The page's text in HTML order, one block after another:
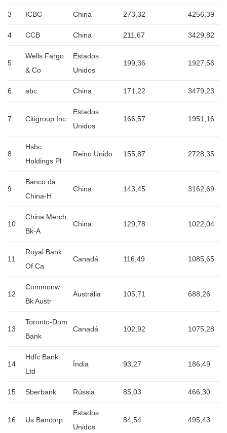
3 ICBC China 273,32 4256,39
4 CCB China 211,67 3429,82
5
Wells Fargo
& Co
Estados
Unidos
199,36 1927,56
6 abc China 171,22 3479,23
7 Citigroup Inc
Estados
Unidos
166,57 1951,16
8
Hsbc
Holdings Pl
Reino Unido 155,87 2728,35
9
Banco da
China-H
China 143,45 3162,69
10
China Merch
Bk-A
China 129,78 1022,04
11
Royal Bank
Of Ca
Canadá 116,49 1085,65
12
Commonw
Bk Austr
Austrália 105,71 688,26
13
Toronto-Dom
Bank
Canadá 102,92 1075,28
14
Hdfc Bank
Ltd
Índia 93,27 186,49
15 Sberbank Rússia 85,03 466,30
16 Us Bancorp
Estados
Unidos
84,54 495,43